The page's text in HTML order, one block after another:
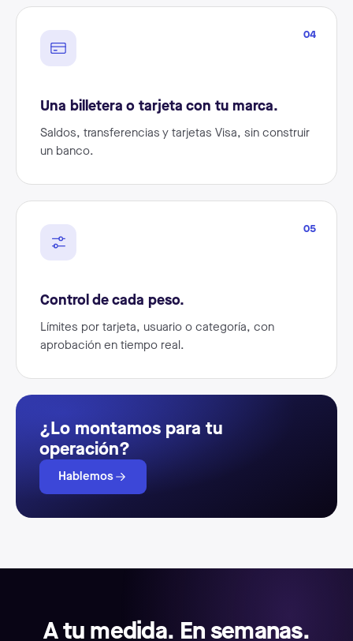
04
Una billetera o tarjeta con tu marca.
Saldos, transferencias y tarjetas Visa, sin construir
un banco.
05
Control de cada peso.
Límites por tarjeta, usuario o categoría, con
aprobación en tiempo real.
¿Lo montamos para tu
operación?
Hablemos
A tu medida. En semanas.